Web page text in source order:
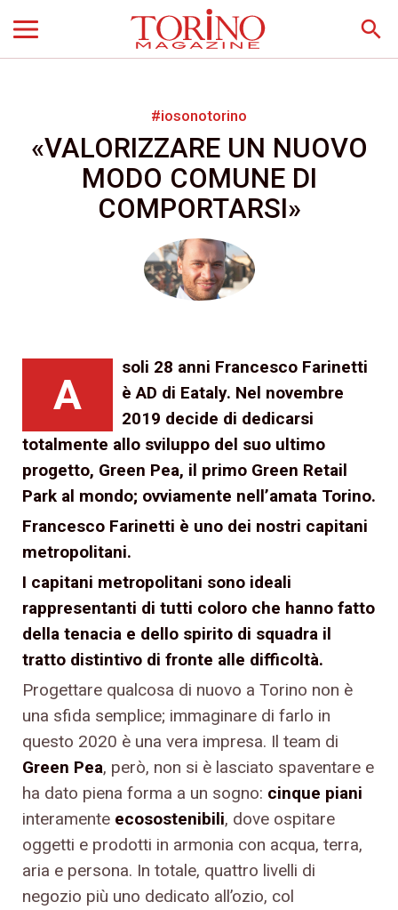
search
#iosonotorino
«VALORIZZARE UN NUOVO
MODO COMUNE DI
COMPORTARSI»
A
soli 28 anni Francesco Farinetti
è AD di Eataly. Nel novembre
2019 decide di dedicarsi
totalmente allo sviluppo del suo ultimo
progetto, Green Pea, il primo Green Retail
Park al mondo; ovviamente nell’amata Torino.
Francesco Farinetti è uno dei nostri capitani
metropolitani.
I capitani metropolitani sono ideali
rappresentanti di tutti coloro che hanno fatto
della tenacia e dello spirito di squadra il
tratto distintivo di fronte alle difficoltà.
Progettare qualcosa di nuovo a Torino non è
una sfida semplice; immaginare di farlo in
questo 2020 è una vera impresa. Il team di
Green Pea, però, non si è lasciato spaventare e
ha dato piena forma a un sogno: cinque piani
interamente ecosostenibili, dove ospitare
oggetti e prodotti in armonia con acqua, terra,
aria e persona. In totale, quattro livelli di
negozio più uno dedicato all’ozio, col